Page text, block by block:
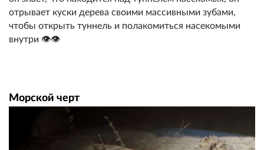
отрывает куски дерева своими массивными зубами,
чтобы открыть туннель и полакомиться насекомыми
внутри 👁️👁️
Морской черт